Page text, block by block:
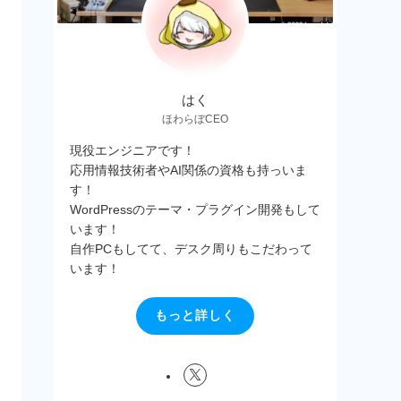
はく
ほわらぼCEO
現役エンジニアです！
応用情報技術者やAI関係の資格も持っいま
す！
WordPressのテーマ・プラグイン開発もして
います！
自作PCもしてて、デスク周りもこだわって
います！
もっと詳しく